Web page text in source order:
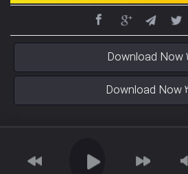
Download Now
Download Now